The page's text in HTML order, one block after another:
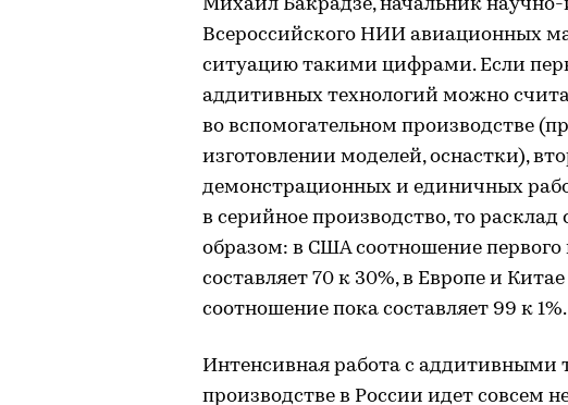
Михаил Бакрадзе, начальник научно-
Всероссийского НИИ авиационных
ситуацию такими цифрами. Если
аддитивных технологий можно
во вспомогательном производстве
изготовлении моделей, оснастки),
демонстрационных и единичных
в серийное производство, то
образом: в США соотношение первого
составляет 70 к 30%, в Европе и
соотношение пока составляет 99 к 1%.
Интенсивная работа с
производстве в России идет совсем